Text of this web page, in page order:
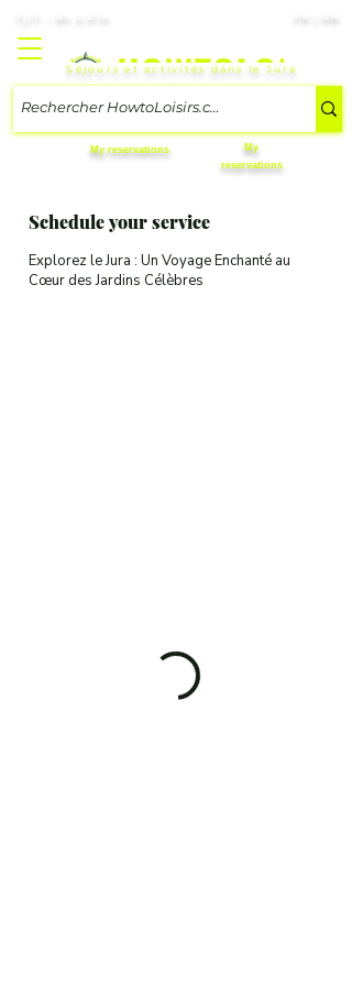
FR | EN
Séjours et activités dans le Jura
My
reservations
My reservations
Schedule your service
Explorez le Jura : Un Voyage Enchanté au
Cœur des Jardins Célèbres